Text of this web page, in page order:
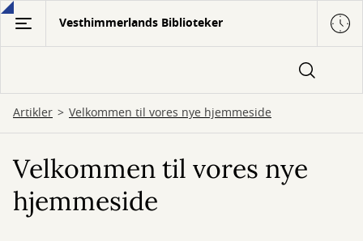
Gå
hovedindhold
Vesthimmerlands Biblioteker
Artikler Velkommen til vores nye hjemmeside
Velkommen til vores nye
hjemmeside